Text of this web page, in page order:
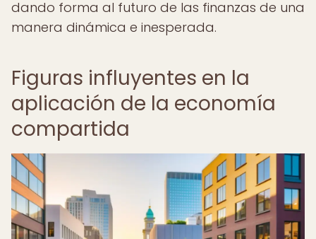
dando forma al futuro de las finanzas de una
manera dinámica e inesperada.
Figuras influyentes en la
aplicación de la economía
compartida